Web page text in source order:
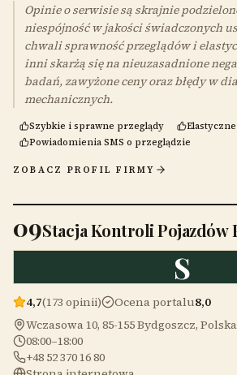
Opinie o serwisie są skrajnie
niespójność w jakości świadczonych
chwali sprawność przeglądów i
inni skarżą się na nieuzasadnione
badań, zawyżone ceny oraz błędy w
mechanicznych.
Szybkie i sprawne przeglądy
Powiadomienia SMS o przeglądzie
ZOBACZ PROFIL FIRMY
09Stacja Kontroli Pojazdów
S
4,7(173 opinii) Ocena portalu8,0
Wczasowa 10, 85-155 Bydgoszcz, Polska
08:00–18:00
+48 52 370 16 80